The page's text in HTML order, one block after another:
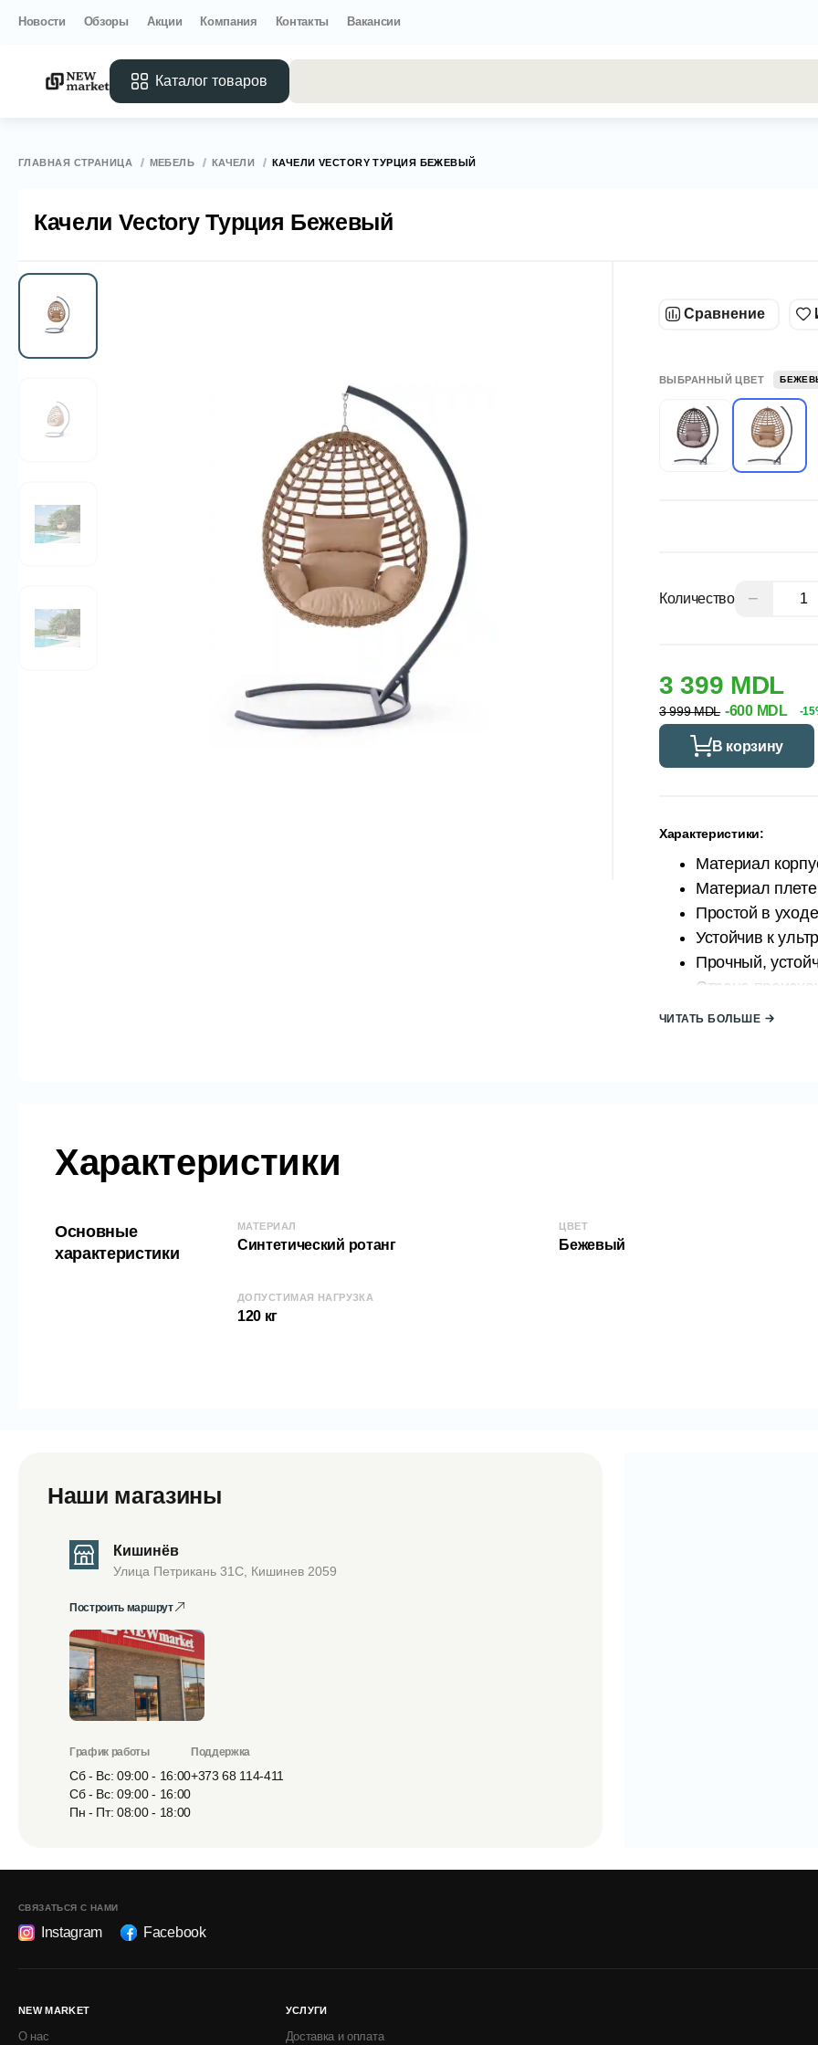
Новости Обзоры Акции Компания Контакты Вакансии
Каталог товаров
ГЛАВНАЯ СТРАНИЦА МЕБЕЛЬ КАЧЕЛИ КАЧЕЛИ VECTORY ТУРЦИЯ БЕЖЕВЫЙ
Качели Vectory Турция Бежевый
Сравнение
ВЫБРАННЫЙ ЦВЕТ
Количество −
3 399 MDL
3 999 MDL -600 MDL -
В корзину
Характеристики:
Материал
Материал
Простой в
Устойчив к
Прочный,
Страна
Бренд: Stars
ЧИТАТЬ БОЛЬШЕ
Характеристики
Основные
характеристики
МАТЕРИАЛ
Синтетический ротанг
ЦВЕТ
Бежевый
ДОПУСТИМАЯ НАГРУЗКА
120 кг
Наши магазины
Кишинёв
Улица Петрикань 31С, Кишинев 2059
Построить маршрут
График работы
Сб - Вс: 09:00 - 16:00
Сб - Вс: 09:00 - 16:00
Пн - Пт: 08:00 - 18:00
Поддержка
+373 68 114-411
СВЯЗАТЬСЯ С НАМИ
Instagram Facebook
NEW MARKET
О нас
УСЛУГИ
Доставка и оплата